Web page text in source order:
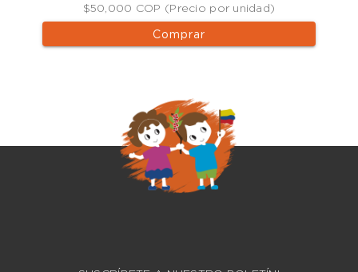
$50,000 COP (Precio por unidad)
Comprar